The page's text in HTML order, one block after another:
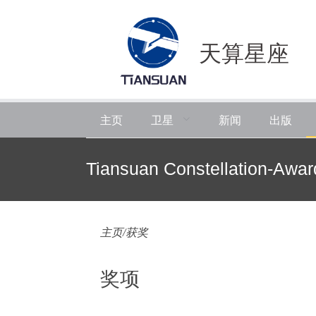
天算星座
主页 卫星 新闻 出版
Tiansuan Constellation-
主页/获奖
奖项